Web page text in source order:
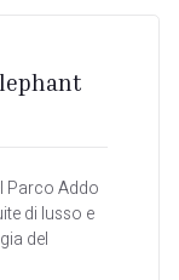
Parco Addo
di lusso e
del